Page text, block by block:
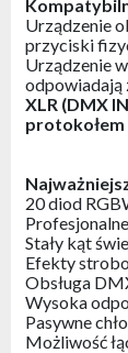
Urządzenie
przyciski
Urządzenie
odpowiadają
XLR (DMX
20 diod
Stały kąt
Efekty
Obsługa
Wysoka
Pasywne
Możliwość